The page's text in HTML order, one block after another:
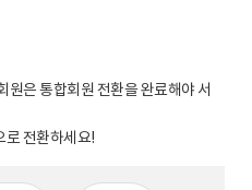
은 통합회원 전환을 완료해야 서
로 전환하세요!